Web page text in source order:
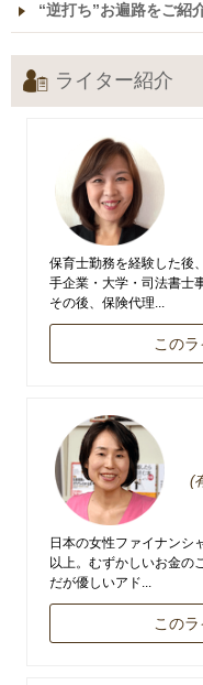
“逆打ち”お遍路をご紹
ライター紹介
保育士勤務を経験した後
手企業・大学・司法書士
その後、保険代理...
この
(
日本の女性ファイナンシ
以上。むずかしいお金の
だが優しいアド...
この